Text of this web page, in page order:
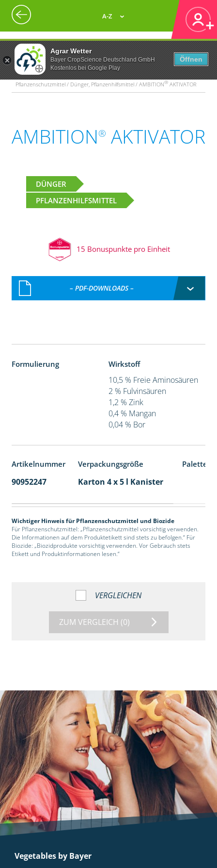
Agrar Wetter
Bayer CropScience Deutschland GmbH
Kostenlos bei Google Play
Öffnen
A-Z
Pflanzenschutzmittel / Dünger, Pflanzenhilfsmittel / AMBITION® AKTIVATOR
AMBITION® AKTIVATOR
DÜNGER
PFLANZENHILFSMITTEL
15 Bonuspunkte pro Einheit
– PDF-DOWNLOADS –
Formulierung Wirkstoff
10,5 % Freie Aminosäuren
2 % Fulvinsäuren
1,2 % Zink
0,4 % Mangan
0,04 % Bor
Artikelnummer Verpackungsgröße
90952247 Karton 4 x 5 l Kanister
Wichtiger Hinweis für Pflanzenschutzmittel und Biozide
Für Pflanzenschutzmittel: „Pflanzenschutzmittel vorsichtig verwenden.
Die Informationen auf dem Produktetikett sind stets zu befolgen.“ Für
Biozide: „Biozidprodukte vorsichtig verwenden. Vor Gebrauch stets
Etikett und Produktinformationen lesen.“
VERGLEICHEN
ZUM VERGLEICH (0)
Vegetables by Bayer